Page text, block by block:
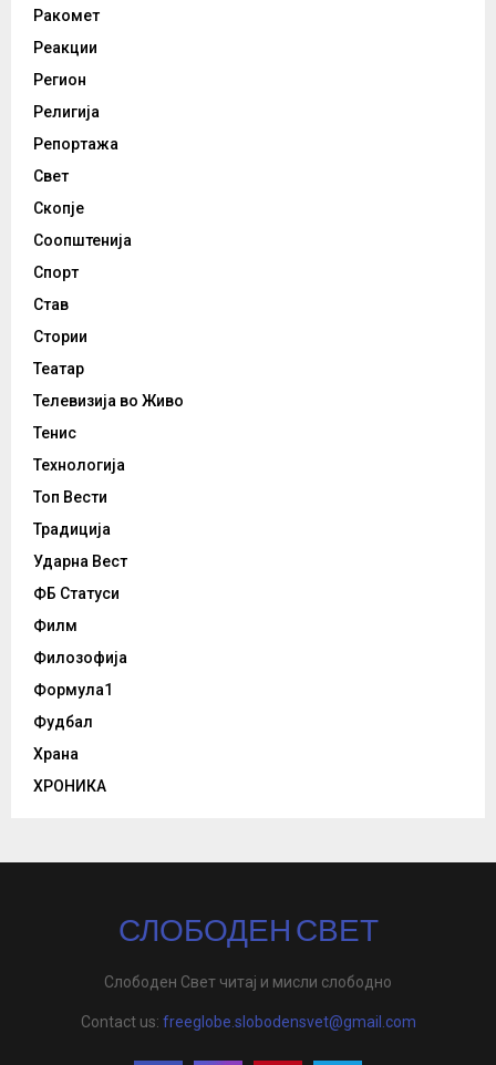
Ракомет
Реакции
Регион
Религија
Репортажа
Свет
Скопје
Соопштенија
Спорт
Став
Стории
Театар
Телевизија во Живо
Тенис
Технологија
Топ Вести
Традиција
Ударна Вест
ФБ Статуси
Филм
Филозофија
Формула1
Фудбал
Храна
ХРОНИКА
СЛОБОДЕН СВЕТ
Слободен Свет читај и мисли слободно
Contact us: freeglobe.slobodensvet@gmail.com